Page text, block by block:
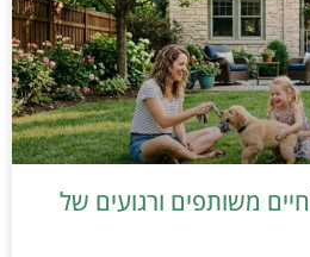
משותפים ורגועים של